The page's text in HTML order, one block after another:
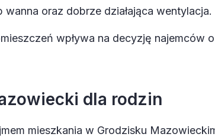
oraz dobrze działająca wentylacja.
wpływa na decyzję najemców
dla rodzin
mieszkania w Grodzisku